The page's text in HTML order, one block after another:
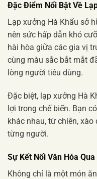
Đặc Điểm Nổi Bật Về
Lạp xưởng Hà Khẩu sở
nên sức hấp dẫn khó
hài hòa giữa các gia vị
cùng màu sắc bắt mắt
lòng người tiêu dùng.
Đặc biệt, lạp xưởng Hà
lợi trong chế biến. Bạn
khác nhau, từ chiên,
từng người.
Sự Kết Nối Văn Hóa
Không chỉ là một món